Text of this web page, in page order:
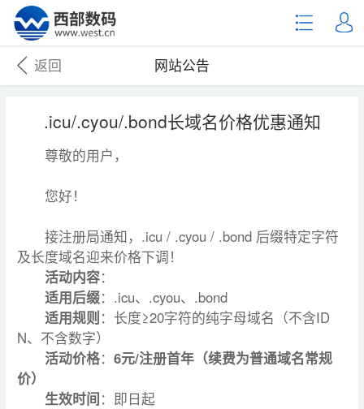
网站公告
返回
.icu/.cyou/.bond长域名价格优惠通知
尊敬的用户，
您好！
接注册局通知，.icu / .cyou / .bond 后缀特定字符
及长度域名迎来价格下调！
活动内容：
适用后缀：.icu、.cyou、.bond
适用规则：长度≥20字符的纯字母域名（不含ID
N、不含数字）
活动价格： 6元/注册首年（续费为普通域名常规
价）
生效时间：即日起